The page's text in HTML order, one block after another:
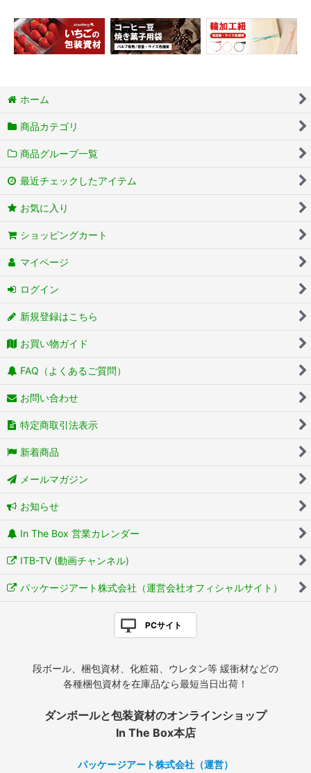
ホーム
商品カテゴリ
商品グループ一覧
最近チェックしたアイテム
お気に入り
ショッピングカート
マイページ
ログイン
新規登録はこちら
お買い物ガイド
FAQ（よくあるご質問）
お問い合わせ
特定商取引法表示
新着商品
メールマガジン
お知らせ
In The Box 営業カレンダー
ITB-TV (動画チャンネル)
パッケージアート株式会社（運営会社オフィシャルサイト）
PCサイト
段ボール、梱包資材、化粧箱、ウレタン等 緩衝材などの
各種梱包資材を在庫品なら最短当日出荷！
ダンボールと包装資材のオンラインショップ
In The Box本店
パッケージアート株式会社（運営）